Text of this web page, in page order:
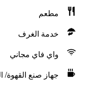
مطعم
خدمة الغرف
واي فاي مجاني
جهاز صنع القهوة/